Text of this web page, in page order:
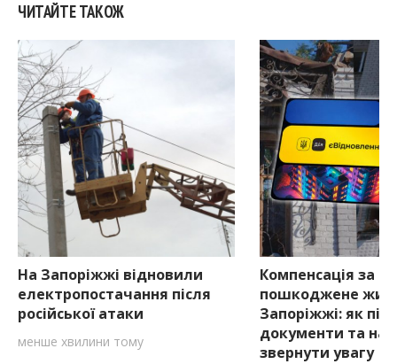
ЧИТАЙТЕ ТАКОЖ
На Запоріжжі відновили
електропостачання після
російської атаки
менше хвилини тому
Компенсація за
пошкоджене
Запоріжжі: як
документи та на
звернути увагу